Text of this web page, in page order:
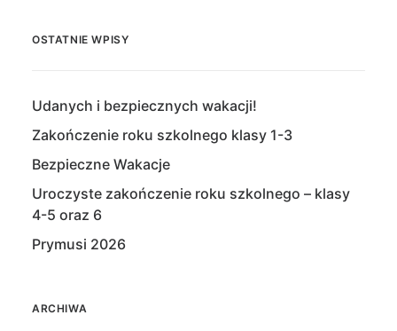
OSTATNIE WPISY
Udanych i bezpiecznych wakacji!
Zakończenie roku szkolnego klasy 1-3
Bezpieczne Wakacje
Uroczyste zakończenie roku szkolnego – klasy
4-5 oraz 6
Prymusi 2026
ARCHIWA